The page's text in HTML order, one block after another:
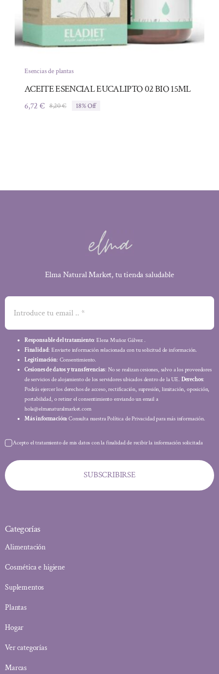
Esencias de plantas
ACEITE ESENCIAL EUCALIPTO 02 BIO 15ML
8,20€El
6,72€
El
18% Off
Elma Natural Market, tu tienda saludable
Responsable del tratamiento: Elena Muñoz Gálvez .
Finalidad: Enviarte información relacionada con tu solicitud de información.
Legitimación: Consentimiento.
Cesiones de datos y transferencias: No se realizan cesiones, salvo a los proveedores
de servicios de alojamiento de los servidores ubicados dentro de la UE. Derechos:
Podrás ejercer los derechos de acceso, rectificación, supresión, limitación, oposición,
portabilidad, o retirar el consentimiento enviando un email a
hola@elmanaturalmarket.com
Más información: Consulta nuestra Política de Privacidad para más información.
Acepto el tratamiento de mis datos con la finalidad de recibir la información solicitada
SUBSCRIBIRSE
Categorías
Alimentación
Cosmética e higiene
Suplementos
Plantas
Hogar
Ver categorías
Marcas